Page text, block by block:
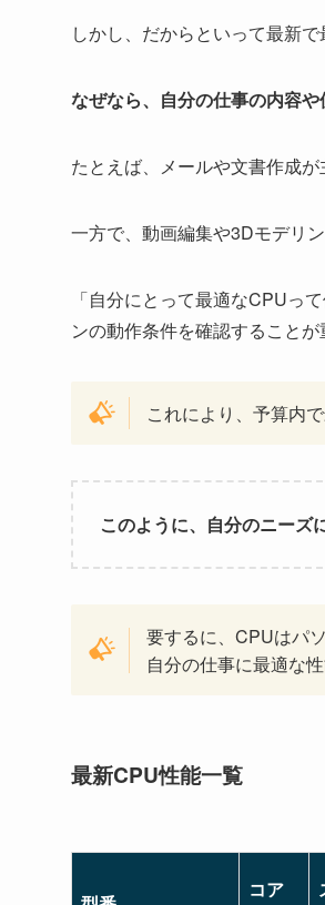
しかし、だからといって最新
なぜなら、自分の仕事の内容
たとえば、メールや文書作成
一方で、動画編集や3Dモデリ
「自分にとって最適なCPUっ
ンの動作条件を確認することが
これにより、予算内
このように、自分のニーズ
要するに、CPUはパ
自分の仕事に最適な
最新CPU性能一覧
コア